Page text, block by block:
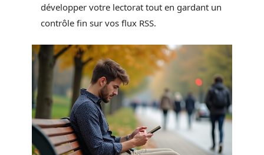
développer votre lectorat tout en gardant un
contrôle fin sur vos flux RSS.